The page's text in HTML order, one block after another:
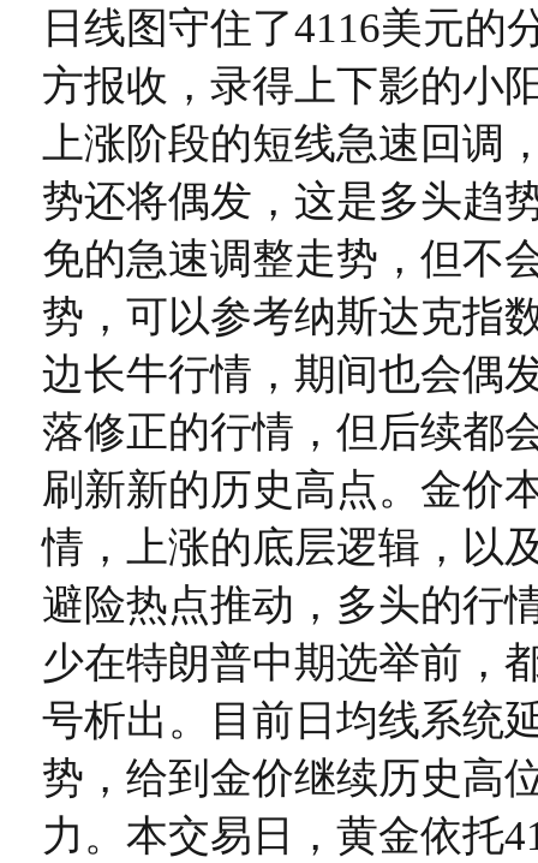
日线图守住了4116美元的
方报收，录得上下影的小
上涨阶段的短线急速回调
势还将偶发，这是多头趋
免的急速调整走势，但不
势，可以参考纳斯达克指
边长牛行情，期间也会偶
落修正的行情，但后续都
刷新新的历史高点。金价
情，上涨的底层逻辑，以
避险热点推动，多头的行
少在特朗普中期选举前，
号析出。目前日均线系统
势，给到金价继续历史高
力。本交易日，黄金依托